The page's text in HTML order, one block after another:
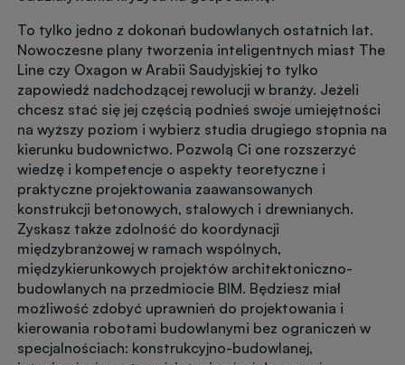
To tylko jedno z dokonań budowlanych ostatnich lat.
Nowoczesne plany tworzenia inteligentnych miast The
Line czy Oxagon w Arabii Saudyjskiej to tylko
zapowiedź nadchodzącej rewolucji w branży. Jeżeli
chcesz stać się jej częścią podnieś swoje umiejętności
na wyższy poziom i wybierz studia drugiego stopnia na
kierunku budownictwo. Pozwolą Ci one rozszerzyć
wiedzę i kompetencje o aspekty teoretyczne i
praktyczne projektowania zaawansowanych
konstrukcji betonowych, stalowych i drewnianych.
Zyskasz także zdolność do koordynacji
międzybranżowej w ramach wspólnych,
międzykierunkowych projektów architektoniczno-
budowlanych na przedmiocie BIM. Będziesz miał
możliwość zdobyć uprawnień do projektowania i
kierowania robotami budowlanymi bez ograniczeń w
specjalnościach: konstrukcyjno-budowlanej,